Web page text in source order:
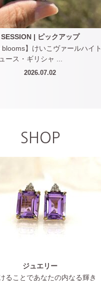
SESSION| ピックアップ
blooms】けいこヴァールハイト
ース・ギリシャ ...
2026.07.02
SHOP
ジュエリー
ることであなたの内なる輝き